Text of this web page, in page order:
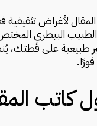
لأغراض تثقيفية
البيطري
طبيعية على قطتك،
كاتب